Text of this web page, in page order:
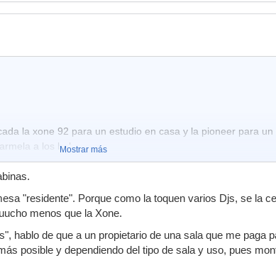
la xone 92 para un estudio en casa y la pioneer para un
a los bolos.Mostrar más
"residente". Porque como la toquen varios Djs, se la
menos que la Xone.
hablo de que a un propietario de una sala que me paga
posible y dependiendo del tipo de sala y uso, pues